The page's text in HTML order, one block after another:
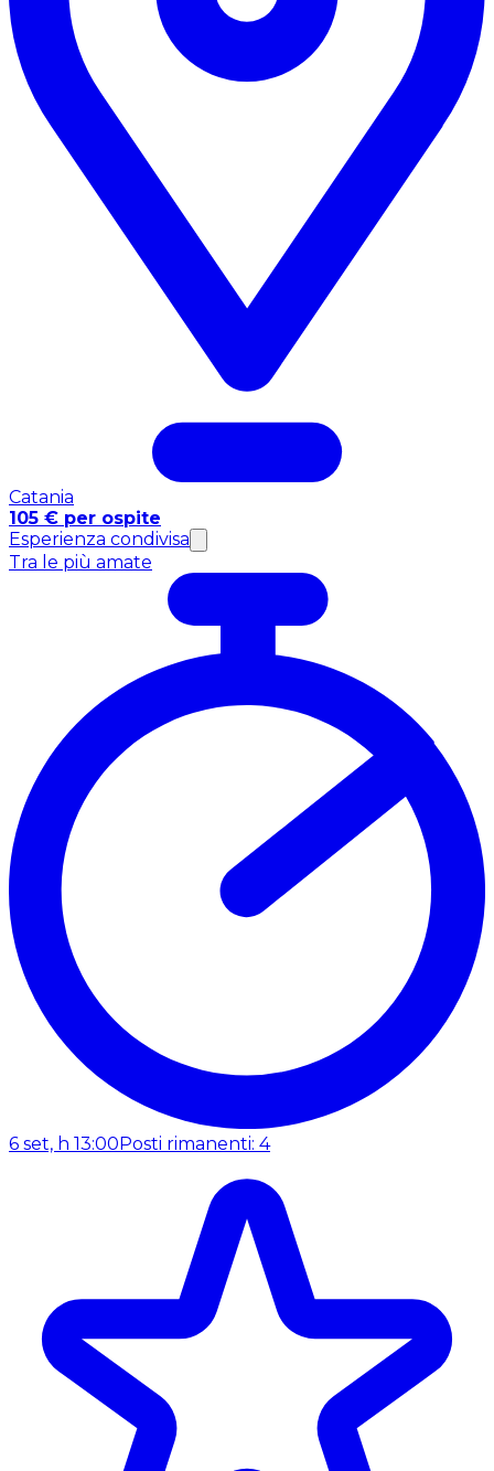
Catania
105 € per ospite
Esperienza condivisa
Tra le più amate
6 set, h 13:00 Posti rimanenti: 4